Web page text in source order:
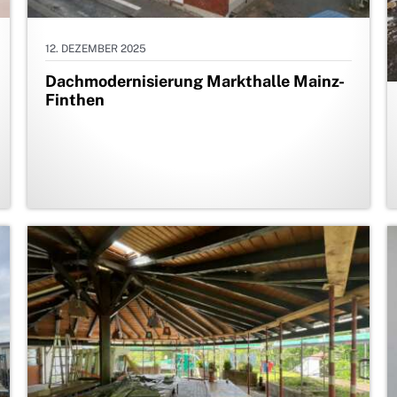
12. DEZEMBER 2025
Dachmodernisierung Markthalle Mainz-
Finthen